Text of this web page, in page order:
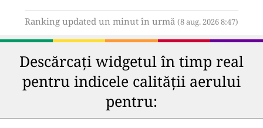
Ranking updated un minut în urmă (8 aug. 2026 8:47)
Descărcați widgetul în timp real
pentru indicele calității aerului
pentru: